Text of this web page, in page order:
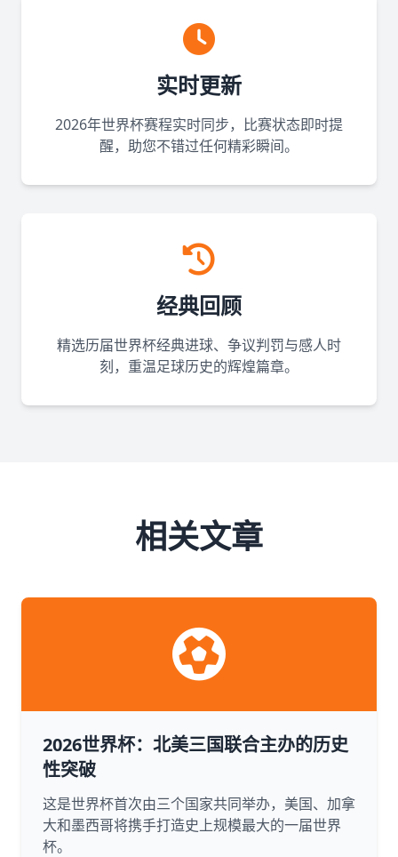
实时更新
2026年世界杯赛程实时同步，比赛状态即时提
醒，助您不错过任何精彩瞬间。
经典回顾
精选历届世界杯经典进球、争议判罚与感人时
刻，重温足球历史的辉煌篇章。
相关文章
2026世界杯：北美三国联合主办的历史
性突破
这是世界杯首次由三个国家共同举办，美国、加拿
大和墨西哥将携手打造史上规模最大的一届世界
杯。